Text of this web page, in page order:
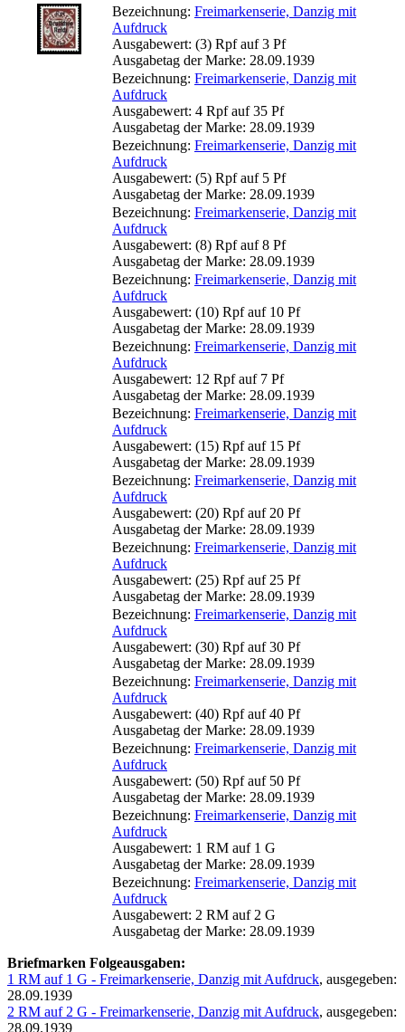
Bezeichnung: Freimarkenserie, Danzig mit
Aufdruck
Ausgabewert: (3) Rpf auf 3 Pf
Ausgabetag der Marke: 28.09.1939
Bezeichnung: Freimarkenserie, Danzig mit
Aufdruck
Ausgabewert: 4 Rpf auf 35 Pf
Ausgabetag der Marke: 28.09.1939
Bezeichnung: Freimarkenserie, Danzig mit
Aufdruck
Ausgabewert: (5) Rpf auf 5 Pf
Ausgabetag der Marke: 28.09.1939
Bezeichnung: Freimarkenserie, Danzig mit
Aufdruck
Ausgabewert: (8) Rpf auf 8 Pf
Ausgabetag der Marke: 28.09.1939
Bezeichnung: Freimarkenserie, Danzig mit
Aufdruck
Ausgabewert: (10) Rpf auf 10 Pf
Ausgabetag der Marke: 28.09.1939
Bezeichnung: Freimarkenserie, Danzig mit
Aufdruck
Ausgabewert: 12 Rpf auf 7 Pf
Ausgabetag der Marke: 28.09.1939
Bezeichnung: Freimarkenserie, Danzig mit
Aufdruck
Ausgabewert: (15) Rpf auf 15 Pf
Ausgabetag der Marke: 28.09.1939
Bezeichnung: Freimarkenserie, Danzig mit
Aufdruck
Ausgabewert: (20) Rpf auf 20 Pf
Ausgabetag der Marke: 28.09.1939
Bezeichnung: Freimarkenserie, Danzig mit
Aufdruck
Ausgabewert: (25) Rpf auf 25 Pf
Ausgabetag der Marke: 28.09.1939
Bezeichnung: Freimarkenserie, Danzig mit
Aufdruck
Ausgabewert: (30) Rpf auf 30 Pf
Ausgabetag der Marke: 28.09.1939
Bezeichnung: Freimarkenserie, Danzig mit
Aufdruck
Ausgabewert: (40) Rpf auf 40 Pf
Ausgabetag der Marke: 28.09.1939
Bezeichnung: Freimarkenserie, Danzig mit
Aufdruck
Ausgabewert: (50) Rpf auf 50 Pf
Ausgabetag der Marke: 28.09.1939
Bezeichnung: Freimarkenserie, Danzig mit
Aufdruck
Ausgabewert: 1 RM auf 1 G
Ausgabetag der Marke: 28.09.1939
Bezeichnung: Freimarkenserie, Danzig mit
Aufdruck
Ausgabewert: 2 RM auf 2 G
Ausgabetag der Marke: 28.09.1939
Briefmarken Folgeausgaben:
1 RM auf 1 G - Freimarkenserie, Danzig mit Aufdruck, ausgegeben:
28.09.1939
2 RM auf 2 G - Freimarkenserie, Danzig mit Aufdruck, ausgegeben:
28.09.1939